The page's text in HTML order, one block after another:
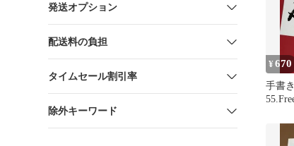
発送オプション
配送料の負担
タイムセール割引率
除外キーワード
¥670
手書